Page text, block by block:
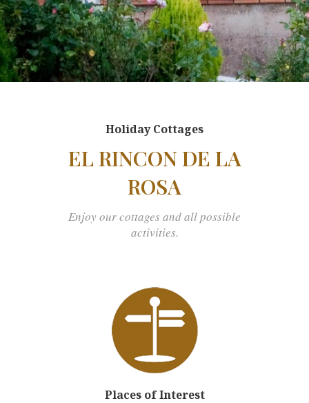
Holiday Cottages
EL RINCON DE LA
ROSA
Enjoy our cottages and all possible
activities.
Places of Interest